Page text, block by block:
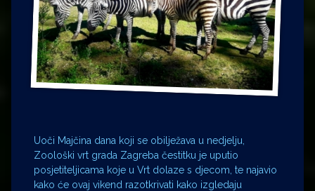
Miroslav Šantek
Uoči Majčina dana koji se obilježava u nedjelju,
Zoološki vrt grada Zagreba čestitku je uputio
posjetiteljicama koje u Vrt dolaze s djecom, te najavio
kako će ovaj vikend razotkrivati kako izgledaju